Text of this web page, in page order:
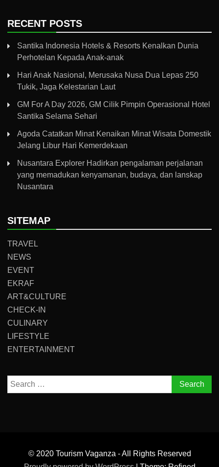
RECENT POSTS
Santika Indonesia Hotels & Resorts Kenalkan Dunia
Perhotelan Kepada Anak-anak
Hari Anak Nasional, Merusaka Nusa Dua Lepas 250
Tukik, Jaga Kelestarian Laut
GM For A Day 2026, GM Cilik Pimpin Operasional Hotel
Santika Selama Sehari
Agoda Catatkan Minat Kenaikan Minat Wisata Domestik
Jelang Libur Hari Kemerdekaan
Nusantara Explorer Hadirkan pengalaman perjalanan
yang memadukan kenyamanan, budaya, dan lanskap
Nusantara
SITEMAP
TRAVEL
NEWS
EVENT
EKRAF
ART&CULTURE
CHECK-IN
CULINARY
LIFESTYLE
ENTERTAINMENT
Search
for:
© 2020 Tourism Vaganza - All Rights Reserved